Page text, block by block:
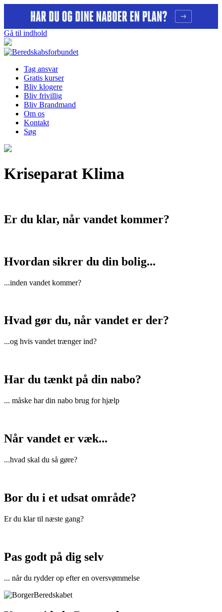
Gå til indhold
Tag ansvar
Gratis kurser
Bliv klogere
Bliv frivillig
Bliv Brandmand
Om os
Kontakt
Søg
Kriseparat Klima
Er du klar, når vandet kommer?
Hvordan sikrer du din bolig...
...inden vandet kommer?
Hvad gør du, når vandet er der?
...og hvis vandet trænger ind?
Har du tænkt på din nabo?
... måske har din nabo brug for hjælp
Når vandet er væk...
...hvad skal du så gøre?
Bor du i et udsat område?
Er du klar til næste gang?
Pas godt på dig selv
... når du rydder op efter en oversvømmelse